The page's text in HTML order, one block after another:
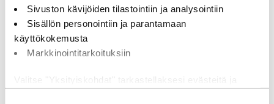
Sivuston kävijöiden tilastointiin ja analysointiin
Sisällön personointiin ja parantamaan
käyttökokemusta
Markkinointitarkoituksiin
tehdäksesi muutoksia valintaasi.
Bauer Median Kaakon myyntitiimi, Bauer Media